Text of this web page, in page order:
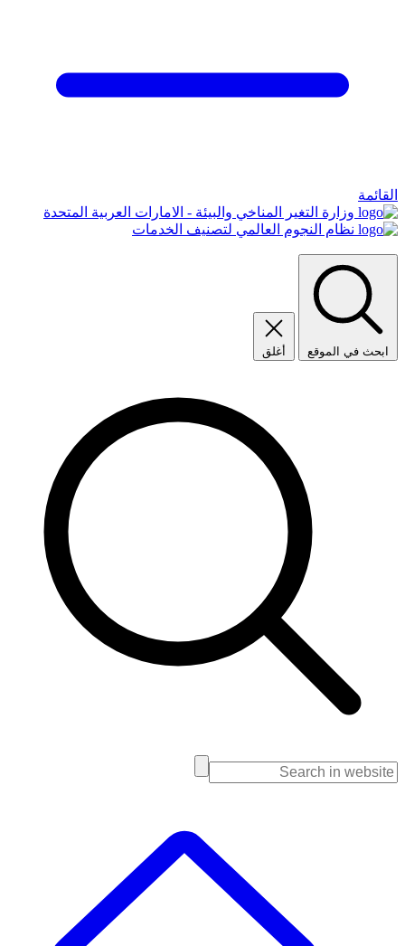
القائمة
وزارة التغير المناخي والبيئة - الامارات العربية المتحدة
نظام النجوم العالمي لتصنيف الخدمات
ابحث في الموقع أغلق